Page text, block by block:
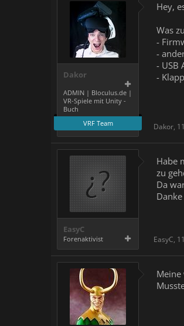
Dakor
ADMIN | Bloculus.de |
VR-Spiele mit Unity -
Buch
VRF Team
Hey,
Was
-
-
- USB
-
Dakor,
EasyC
Forenaktivist
Habe
zu
Da
Danke
EasyC,